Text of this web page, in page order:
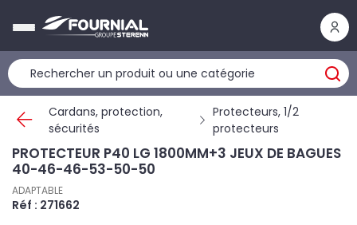
Cardans, protection,
sécurités
Protecteurs, 1/2
protecteurs
PROTECTEUR P40 LG 1800MM+3 JEUX DE BAGUES
40-46-46-53-50-50
ADAPTABLE
Réf : 271662